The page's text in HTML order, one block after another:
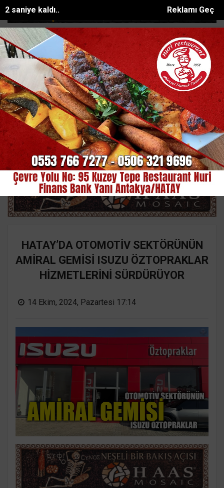
Reklamı Geç
0 saniye kaldı..
SON DAKİKA:
ulaşmaya çalışan... Mersinde tırın çarptığı araç metrelerce
Ana Sayfa OTOMOBİL
HATAY’DA OTOMOTİV SEKTÖRÜNÜN
AMİRAL GEMİSİ ISUZU ÖZTOPRAKLAR
HİZMETLERİNİ SÜRDÜRÜYOR
14 Ekim, 2024, Pazartesi 17:14